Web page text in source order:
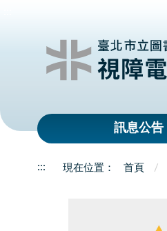
訊息公告
::: 首頁